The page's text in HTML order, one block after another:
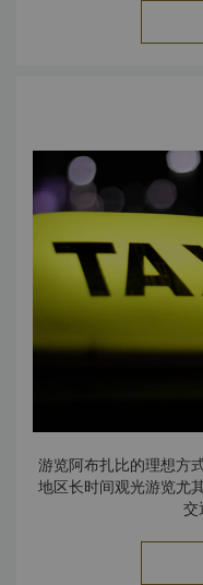
7,450码标准72杆球场
Yas Marina Circuit是
比大奖赛的举办地。
Zayed Sports City设
场和健身中心，
这里不仅是每年穆巴
龄球道、滑冰
游览阿布扎比的理想方
地区长时间观光游览尤
交